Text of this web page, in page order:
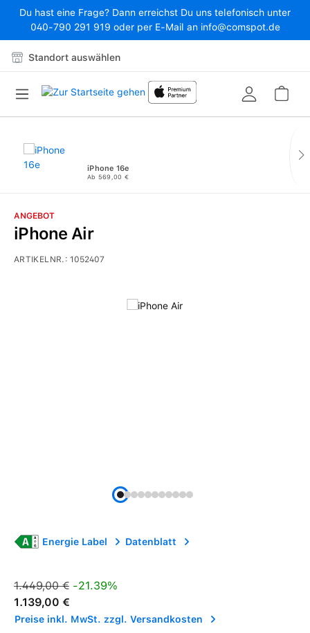
Zum Hauptinhalt springen
Du hast eine Frage? Dann erreichst Du uns telefonisch unter
040-790 291 919 oder per E-Mail an info@comspot.de
Standort auswählen
iPhone 16e
Ab 569,00 €
Energie Label Datenblatt
ANGEBOT
iPhone Air
ARTIKELNR.:1052407
Verkaufspreis:
Regulärer Preis:
1.449,00 € -21.39%
1.139,00 €
Preise inkl. MwSt. zzgl. Versandkosten